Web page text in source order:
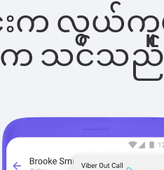
ြင်းက လွယ်
ါက သင်သ